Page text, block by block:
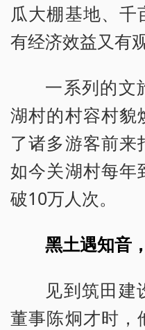
瓜大棚基地、
有经济效益又有
一系列的文
湖村的村容村貌
了诸多游客前来
如今关湖村每年
破10万人次。
黑土遇知音
见到筑田建
董事陈炯才时，